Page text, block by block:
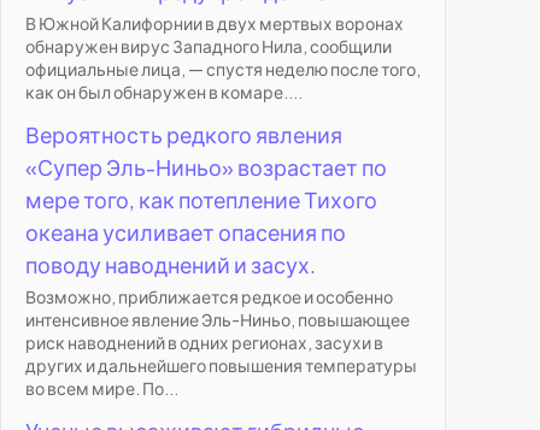
В Южной Калифорнии в двух мертвых воронах
обнаружен вирус Западного Нила, сообщили
официальные лица, — спустя неделю после того,
как он был обнаружен в комаре....
Вероятность редкого явления
«Супер Эль-Ниньо» возрастает по
мере того, как потепление Тихого
океана усиливает опасения по
поводу наводнений и засух.
Возможно, приближается редкое и особенно
интенсивное явление Эль-Ниньо, повышающее
риск наводнений в одних регионах, засухи в
других и дальнейшего повышения температуры
во всем мире. По...